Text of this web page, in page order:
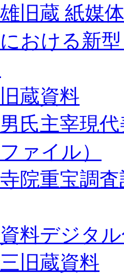
旧蔵 紙媒
おける新
蔵資料
氏主宰現
ァイル）
院重宝調
料デジタ
旧蔵資料